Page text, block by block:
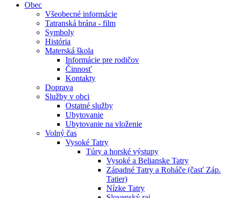
Obec
Všeobecné informácie
Tatranská brána - film
Symboly
História
Materská škola
Informácie pre rodičov
Činnosť
Kontakty
Doprava
Služby v obci
Ostatné služby
Ubytovanie
Ubytovanie na vloženie
Volný čas
Vysoké Tatry
Túry a horské výstupy
Vysoké a Belianske Tatry
Západné Tatry a Roháče (časť Záp.
Tatier)
Nízke Tatry